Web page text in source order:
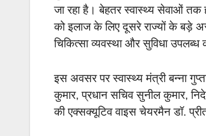
जा रहा है। बेहतर स्वास्थ्य सेवाओं तक
को इलाज के लिए दूसरे राज्यों के बड़े
चिकित्सा व्यवस्था और सुविधा
इस अवसर पर स्वास्थ्य मंत्री बन्ना
कुमार, प्रधान सचिव सुनील कुमार,
की एक्सक्यूटिव वाइस चेयरमैन डॉ.